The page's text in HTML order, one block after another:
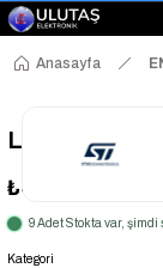
"Saat 14:00'a
"Binlerce
"Toptan
Anasayfa
L9131
₺466,39
9 Adet Stokta var,
Kategori